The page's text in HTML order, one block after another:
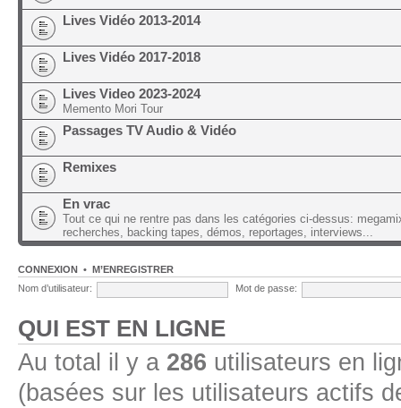
Lives Vidéo 2013-2014
Lives Vidéo 2017-2018
Lives Video 2023-2024
Memento Mori Tour
Passages TV Audio & Vidéo
Remixes
En vrac
Tout ce qui ne rentre pas dans les catégories ci-dessus:
recherches, backing tapes, démos, reportages, interviews...
CONNEXION • M’ENREGISTRER
Nom d’utilisateur:
Mot de passe:
QUI EST EN LIGNE
Au total il y a 286 utilisateurs en
(basées sur les utilisateurs actifs